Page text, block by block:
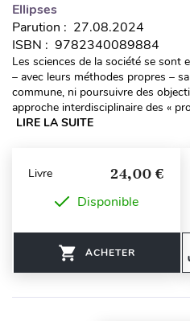
Ellipses
Parution : 27.08.2024
ISBN : 9782340089884
Les sciences de la société se sont
– avec leurs méthodes propres –
commune, ni poursuivre des
approche interdisciplinaire des «
LIRE LA SUITE
Livre 24,00 €
Disponible
ACHETER